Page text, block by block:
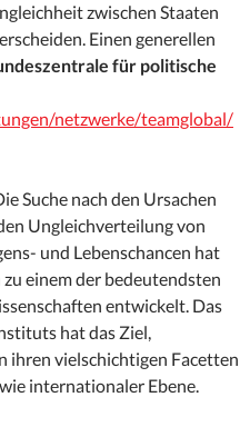
zwischen Staaten
Einen generellen
für politische
netzwerke/teamglobal/
Suche nach den Ursachen
Ungleichverteilung von
und Lebenschancen hat
einem der bedeutendsten
entwickelt. Das
hat das Ziel,
ihren vielschichtigen Facetten
internationaler Ebene.